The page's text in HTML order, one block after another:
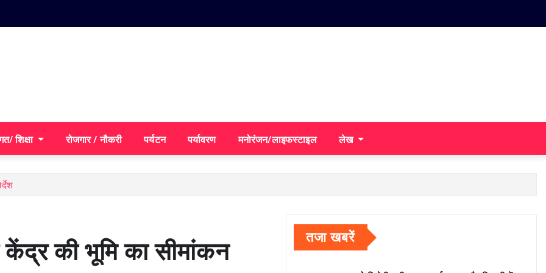
शिक्षा रोजगार / नौकरी पर्यटन पर्यावरण मनोरंजन/लाइफस्टाइल लेख
केंद्र की भूमि का सीमांकन तजा खबरें